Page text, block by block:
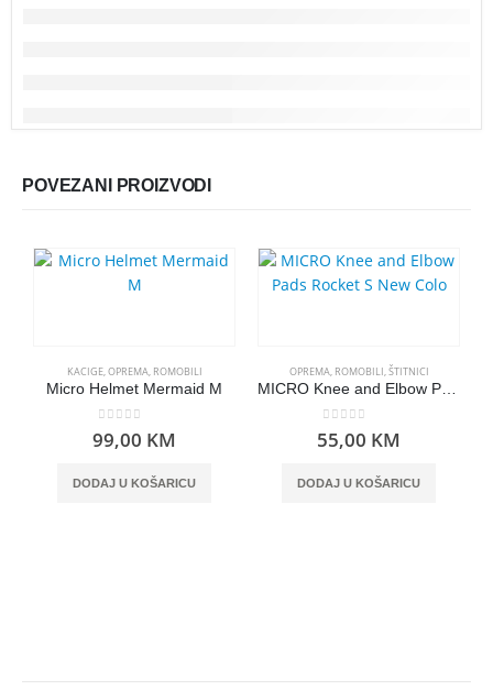
POVEZANI PROIZVODI
KACIGE,OPREMA, ROMOBILI
Micro Helmet Mermaid M
0out of 5
99,00 KM
DODAJ U KOŠARICU
OPREMA, ROMOBILI,ŠTITNICI
MICRO Knee and Elbow Pads Rocket S New Colo
0out of 5
55,00 KM
DODAJ U KOŠARICU